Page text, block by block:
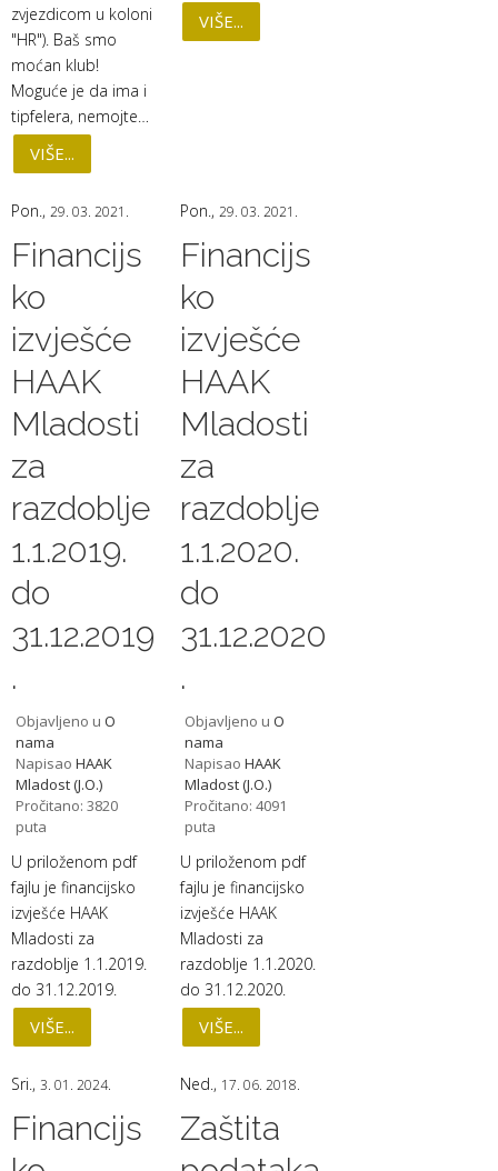
zvjezdicom u koloni
"HR"). Baš smo
moćan klub!
Moguće je da ima i
tipfelera, nemojte…
VIŠE...
VIŠE...
Pon., 29. 03. 2021.
Financijs
ko
izvješće
HAAK
Mladosti
za
razdoblje
1.1.2019.
do
31.12.2019
.
Objavljeno u O
nama
Napisao HAAK
Mladost (J.O.)
Pročitano: 3820
puta
U priloženom pdf
fajlu je financijsko
izvješće HAAK
Mladosti za
razdoblje 1.1.2019.
do 31.12.2019.
VIŠE...
Pon., 29. 03. 2021.
Financijs
ko
izvješće
HAAK
Mladosti
za
razdoblje
1.1.2020.
do
31.12.2020
.
Objavljeno u O
nama
Napisao HAAK
Mladost (J.O.)
Pročitano: 4091
puta
U priloženom pdf
fajlu je financijsko
izvješće HAAK
Mladosti za
razdoblje 1.1.2020.
do 31.12.2020.
VIŠE...
Sri., 3. 01. 2024.
Financijs
Ned., 17. 06. 2018.
Zaštita